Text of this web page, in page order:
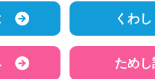
くわ
ため